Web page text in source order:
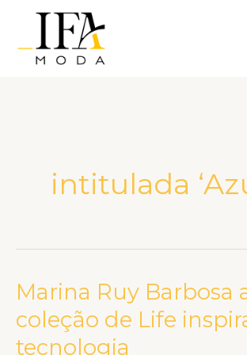
intitulada
Marina Ruy Barbosa
coleção de Life
tecnologia
Marina
Barbosa
assina